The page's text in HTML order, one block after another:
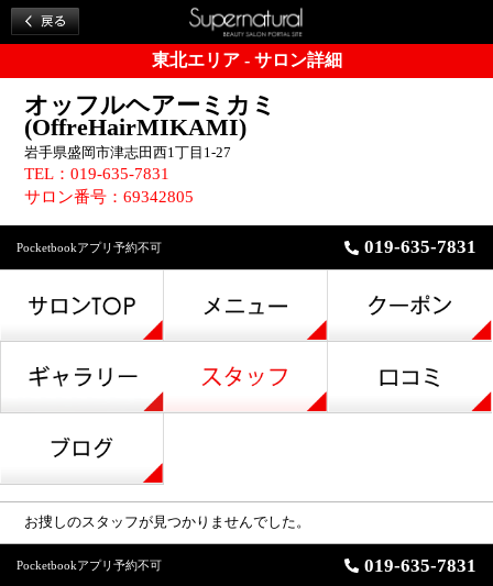
東北エリア - サロン詳細
オッフルヘアーミカミ
(OffreHairMIKAMI)
岩手県盛岡市津志田西1丁目1-27
TEL：019-635-7831
サロン番号：69342805
Pocketbookアプリ予約不可 019-635-7831
お捜しのスタッフが見つかりませんでした。
Pocketbookアプリ予約不可 019-635-7831